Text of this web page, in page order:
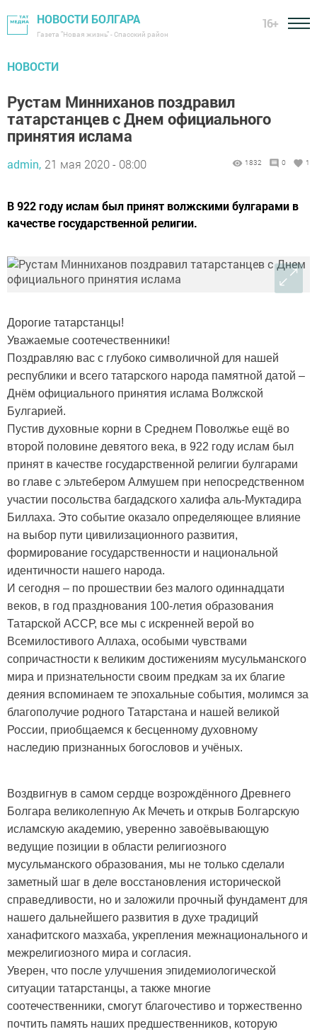
НОВОСТИ БОЛГАРА
Газета "Новая жизнь" - Спасский район
16+
НОВОСТИ
Рустам Минниханов поздравил
татарстанцев с Днем официального
принятия ислама
admin, 21 мая 2020 - 08:00 1832 0 1
В 922 году ислам был принят волжскими булгарами в
качестве государственной религии.
Дорогие татарстанцы!
Уважаемые соотечественники!
Поздравляю вас с глубоко символичной для нашей
республики и всего татарского народа памятной датой –
Днём официального принятия ислама Волжской
Булгарией.
Пустив духовные корни в Среднем Поволжье ещё во
второй половине девятого века, в 922 году ислам был
принят в качестве государственной религии булгарами
во главе с эльтебером Алмушем при непосредственном
участии посольства багдадского халифа аль-Муктадира
Биллаха. Это событие оказало определяющее влияние
на выбор пути цивилизационного развития,
формирование государственности и национальной
идентичности нашего народа.
И сегодня – по прошествии без малого одиннадцати
веков, в год празднования 100-летия образования
Татарской АССР, все мы с искренней верой во
Всемилостивого Аллаха, особыми чувствами
сопричастности к великим достижениям мусульманского
мира и признательности своим предкам за их благие
деяния вспоминаем те эпохальные события, молимся за
благополучие родного Татарстана и нашей великой
России, приобщаемся к бесценному духовному
наследию признанных богословов и учёных.
Воздвигнув в самом сердце возрождённого Древнего
Болгара великолепную Ак Мечеть и открыв Болгарскую
исламскую академию, уверенно завоёвывающую
ведущие позиции в области религиозного
мусульманского образования, мы не только сделали
заметный шаг в деле восстановления исторической
справедливости, но и заложили прочный фундамент для
нашего дальнейшего развития в духе традиций
ханафитского мазхаба, укрепления межнационального и
межрелигиозного мира и согласия.
Уверен, что после улучшения эпидемиологической
ситуации татарстанцы, а также многие
соотечественники, смогут благочестиво и торжественно
почтить память наших предшественников, которую